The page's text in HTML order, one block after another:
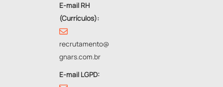
E-mail RH
(Currículos):
recrutamento@
gnars.com.br
E-mail LGPD: